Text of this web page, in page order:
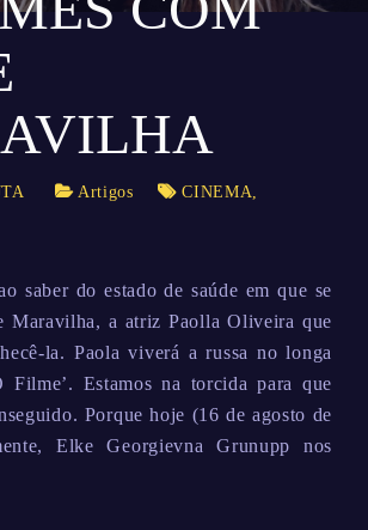
Artigos CINEMA,
saber do estado de saúde em que se
Maravilha, a atriz Paolla Oliveira que
la. Paola viverá a russa no longa
Filme’. Estamos na torcida para que
Porque hoje (16 de agosto de
Elke Georgievna Grunupp nos